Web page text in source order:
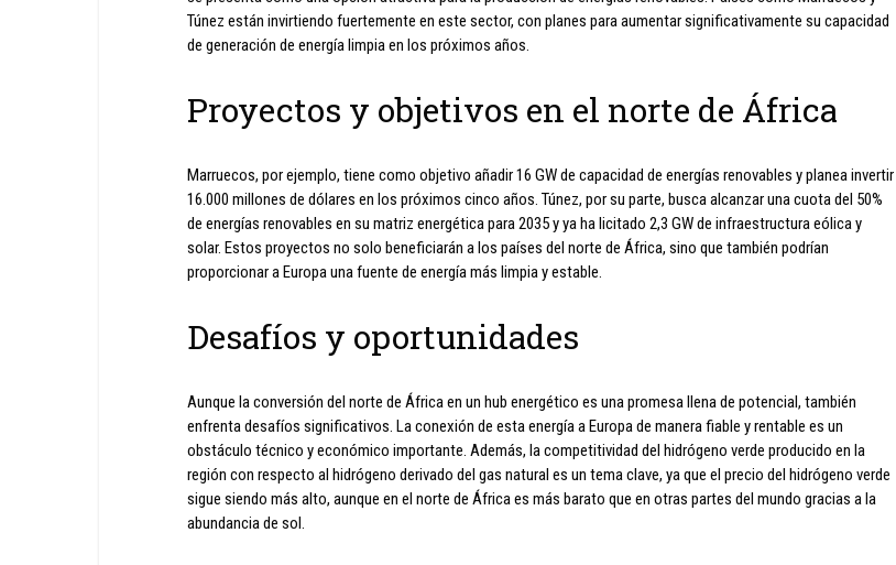
Túnez están invirtiendo fuertemente en este sector, con planes para aumentar significativamente su capacidad
de generación de energía limpia en los próximos años.
Proyectos y objetivos en el norte de África
Marruecos, por ejemplo, tiene como objetivo añadir 16 GW de capacidad de energías renovables y planea invertir
16.000 millones de dólares en los próximos cinco años. Túnez, por su parte, busca alcanzar una cuota del 50%
de energías renovables en su matriz energética para 2035 y ya ha licitado 2,3 GW de infraestructura eólica y
solar. Estos proyectos no solo beneficiarán a los países del norte de África, sino que también podrían
proporcionar a Europa una fuente de energía más limpia y estable.
Desafíos y oportunidades
Aunque la conversión del norte de África en un hub energético es una promesa llena de potencial, también
enfrenta desafíos significativos. La conexión de esta energía a Europa de manera fiable y rentable es un
obstáculo técnico y económico importante. Además, la competitividad del hidrógeno verde producido en la
región con respecto al hidrógeno derivado del gas natural es un tema clave, ya que el precio del hidrógeno verde
sigue siendo más alto, aunque en el norte de África es más barato que en otras partes del mundo gracias a la
abundancia de sol.